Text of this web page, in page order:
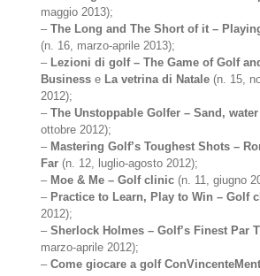
maggio 2013);
–The Long and The Short of it –
(n. 16, marzo-aprile 2013);
– Lezioni di golf – The Game of Golf
Business e La vetrina di Natale (n. 15,
2012);
–The Unstoppable Golfer – Sand,
ottobre 2012);
– Mastering Golf’s Toughest Shots –
Far (n. 12, luglio-agosto 2012);
– Moe & Me – Golf clinic (n. 11, giugno
– Practice to Learn, Play to Win – Golf
2012);
–Sherlock Holmes – Golf’s Finest Par
marzo-aprile 2012);
–Come giocare a golf